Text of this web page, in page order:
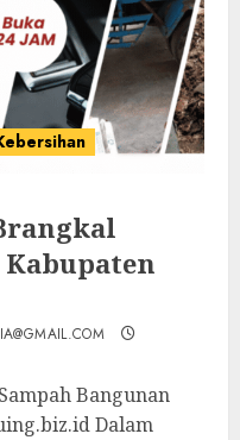
Bangunan
Dalam